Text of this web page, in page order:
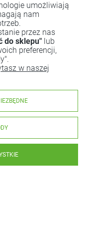
umożliwiają
nam
przez nas
do sklepu" lub
preferencji,
w naszej